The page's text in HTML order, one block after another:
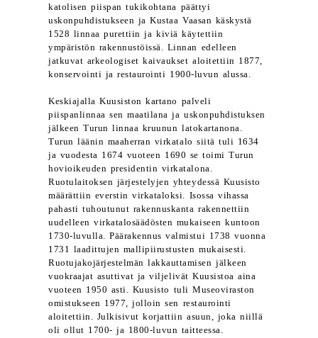
katolisen piispan tukikohtana päättyi
uskonpuhdistukseen ja Kustaa Vaasan käskystä
1528 linnaa purettiin ja kiviä käytettiin
ympäristön rakennustöissä. Linnan edelleen
jatkuvat arkeologiset kaivaukset aloitettiin 1877,
konservointi ja restaurointi 1900-luvun alussa.
Keskiajalla Kuusiston kartano palveli
piispanlinnaa sen maatilana ja uskonpuhdistuksen
jälkeen Turun linnaa kruunun latokartanona.
Turun läänin maaherran virkatalo siitä tuli 1634
ja vuodesta 1674 vuoteen 1690 se toimi Turun
hovioikeuden presidentin virkatalona.
Ruotulaitoksen järjestelyjen yhteydessä Kuusisto
määrättiin everstin virkataloksi. Isossa vihassa
pahasti tuhoutunut rakennuskanta rakennettiin
uudelleen virkatalosäädösten mukaiseen kuntoon
1730-luvulla. Päärakennus valmistui 1738 vuonna
1731 laadittujen mallipiirustusten mukaisesti.
Ruotujakojärjestelmän lakkauttamisen jälkeen
vuokraajat asuttivat ja viljelivät Kuusistoa aina
vuoteen 1950 asti. Kuusisto tuli Museoviraston
omistukseen 1977, jolloin sen restaurointi
aloitettiin. Julkisivut korjattiin asuun, joka niillä
oli ollut 1700- ja 1800-luvun taitteessa.